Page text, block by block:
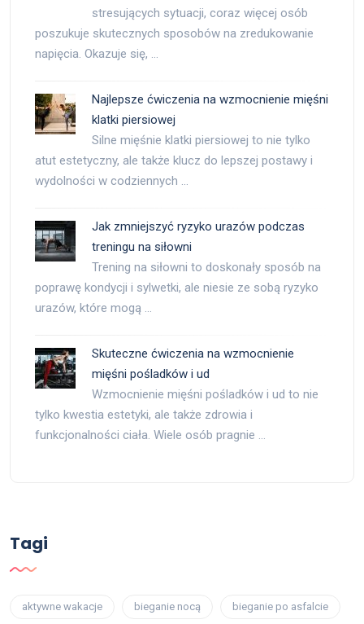
stresujących sytuacji, coraz więcej osób
poszukuje skutecznych sposobów na zredukowanie
napięcia. Okazuje się, …
Najlepsze ćwiczenia na wzmocnienie mięśni
klatki piersiowej
Silne mięśnie klatki piersiowej to nie tylko
atut estetyczny, ale także klucz do lepszej postawy i
wydolności w codziennych …
Jak zmniejszyć ryzyko urazów podczas
treningu na siłowni
Trening na siłowni to doskonały sposób na
poprawę kondycji i sylwetki, ale niesie ze sobą ryzyko
urazów, które mogą …
Skuteczne ćwiczenia na wzmocnienie
mięśni pośladków i ud
Wzmocnienie mięśni pośladków i ud to nie
tylko kwestia estetyki, ale także zdrowia i
funkcjonalności ciała. Wiele osób pragnie …
Tagi
aktywne wakacje bieganie nocą bieganie po asfalcie